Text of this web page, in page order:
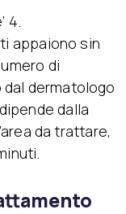
4.
appaiono sin
di
dermatologo
dalla
da trattare,